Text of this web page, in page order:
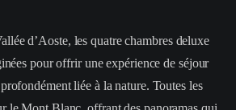
d’Aoste, les quatre chambres deluxe
pour offrir une expérience de séjour
liée à la nature. Toutes les